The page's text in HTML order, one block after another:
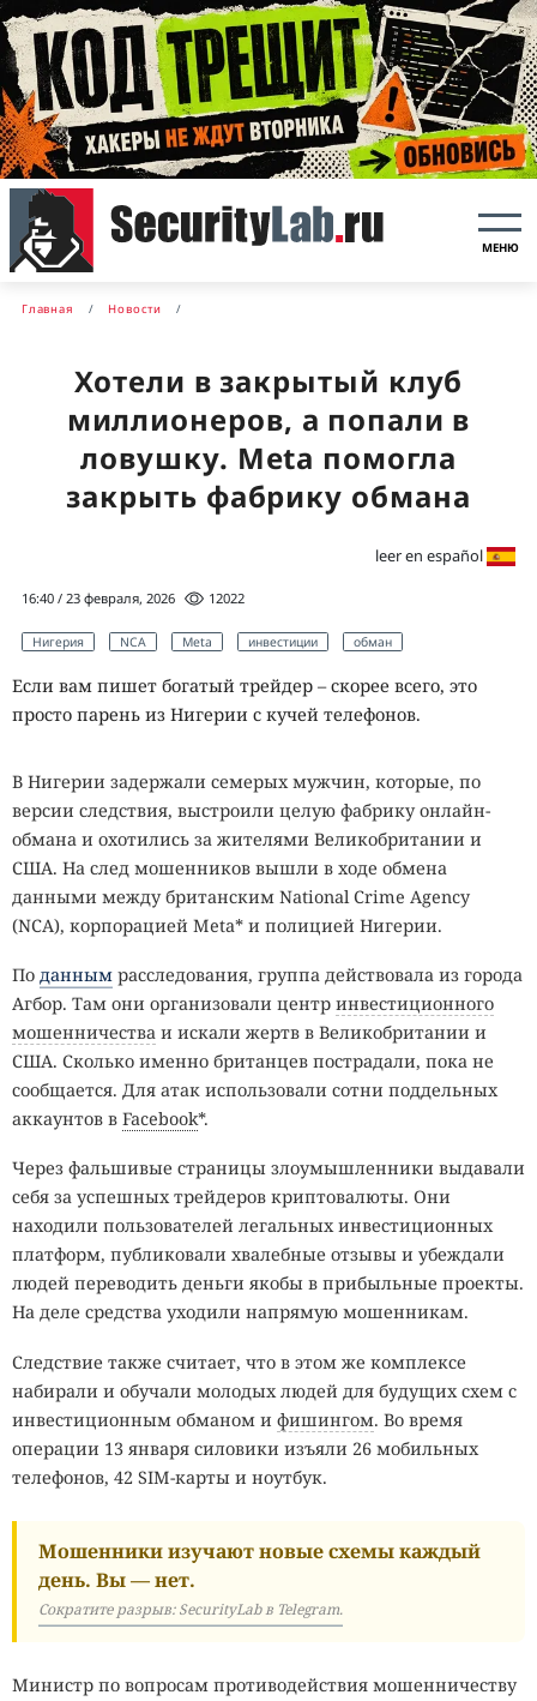
МЕНЮ
Главная Новости
Хотели в закрытый клуб
миллионеров, а попали в
ловушку. Meta помогла
закрыть фабрику обмана
leer en español
16:40 / 23 февраля, 2026 12022
Нигерия NCA Meta инвестиции обман
Если вам пишет богатый трейдер – скорее всего, это
просто парень из Нигерии с кучей телефонов.
В Нигерии задержали семерых мужчин, которые, по
версии следствия, выстроили целую фабрику онлайн-
обмана и охотились за жителями Великобритании и
США. На след мошенников вышли в ходе обмена
данными между британским National Crime Agency
(NCA), корпорацией Meta* и полицией Нигерии.
По данным расследования, группа действовала из города
Агбор. Там они организовали центр инвестиционного
мошенничества и искали жертв в Великобритании и
США. Сколько именно британцев пострадали, пока не
сообщается. Для атак использовали сотни поддельных
аккаунтов в Facebook*.
Через фальшивые страницы злоумышленники выдавали
себя за успешных трейдеров криптовалюты. Они
находили пользователей легальных инвестиционных
платформ, публиковали хвалебные отзывы и убеждали
людей переводить деньги якобы в прибыльные проекты.
На деле средства уходили напрямую мошенникам.
Следствие также считает, что в этом же комплексе
набирали и обучали молодых людей для будущих схем с
инвестиционным обманом и фишингом. Во время
операции 13 января силовики изъяли 26 мобильных
телефонов, 42 SIM-карты и ноутбук.
Мошенники изучают новые схемы каждый
день. Вы — нет.
Сократите разрыв: SecurityLab в Telegram.
Министр по вопросам противодействия мошенничеству